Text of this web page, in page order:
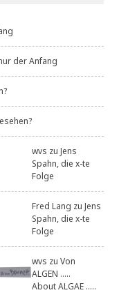
der Anfang
wvs zuJens
Spahn, die x-te
Folge
Fred Lang zuJens
Spahn, die x-te
Folge
wvs zuVon
ALGEN .....
About ALGAE .....